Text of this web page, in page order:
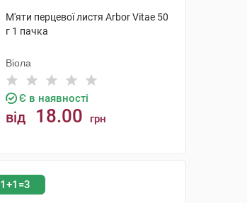
М'яти перцевої листя Arbor Vitae 50
г 1 пачка
Віола
Є в наявності
від 18.00 грн
1+1=3